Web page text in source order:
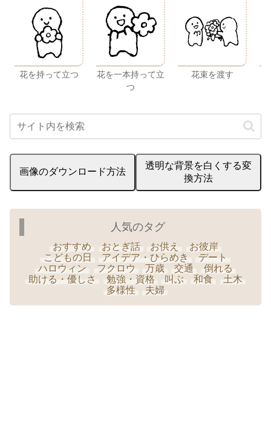
花を持って立つ
花を一本持って立
つ
花束を渡す
画像のダウンロード方法
透明な背景を白くする変
換方法
人気のタグ
おすすめ おとぎ話 お供え
お彼岸
こどもの日
アイデア・ひらめき
デート
ハロウィン
フクロウ 万歳 交通
倒れる
助ける・優しさ
勉強・資格 叫ぶ 和食
土木
多様性
夫婦